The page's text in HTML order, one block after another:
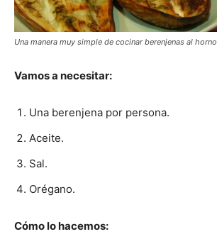
Una manera muy simple de cocinar berenjenas al horno
Vamos a necesitar:
Una berenjena por persona.
Aceite.
Sal.
Orégano.
Cómo lo hacemos: